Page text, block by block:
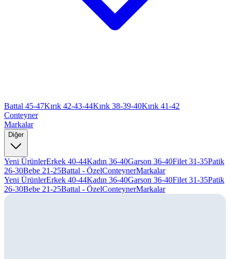
Battal 45-47Kırık 42-43-44Kırık 38-39-40Kırık 41-42
Conteyner
Markalar
Diğer
Yeni ÜrünlerErkek 40-44Kadın 36-40Garson 36-40Filet 31-35Patik
26-30Bebe 21-25Battal - ÖzelConteynerMarkalar
Yeni ÜrünlerErkek 40-44Kadın 36-40Garson 36-40Filet 31-35Patik
26-30Bebe 21-25Battal - ÖzelConteynerMarkalar